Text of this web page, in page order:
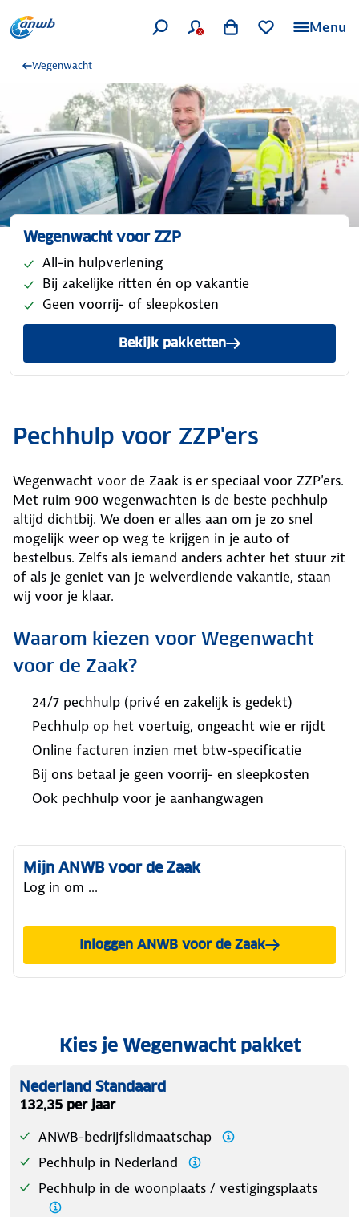
Menu
Wegenwacht
Wegenwacht voor ZZP
All-in hulpverlening
Bij zakelijke ritten én op vakantie
Geen voorrij- of sleepkosten
Bekijk pakketten
Pechhulp voor ZZP'ers
Wegenwacht voor de Zaak is er speciaal voor ZZP'ers.
Met ruim 900 wegenwachten is de beste pechhulp
altijd dichtbij. We doen er alles aan om je zo snel
mogelijk weer op weg te krijgen in je auto of
bestelbus. Zelfs als iemand anders achter het stuur zit
of als je geniet van je welverdiende vakantie, staan
wij voor je klaar.
Waarom kiezen voor Wegenwacht
voor de Zaak?
24/7 pechhulp (privé en zakelijk is gedekt)
Pechhulp op het voertuig, ongeacht wie er rijdt
Online facturen inzien met btw-specificatie
Bij ons betaal je geen voorrij- en sleepkosten
Ook pechhulp voor je aanhangwagen
Mijn ANWB voor de Zaak
Log in om ...
Inloggen ANWB voor de Zaak
Kies je Wegenwacht pakket
Nederland Standaard
132,35 per jaar
ANWB-bedrijfslidmaatschap
Pechhulp in Nederland
Pechhulp in de woonplaats / vestigingsplaats